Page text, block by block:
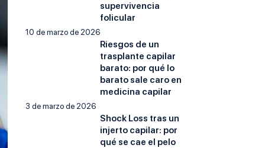
supervivencia
folicular
10 de marzo de 2026
Riesgos de un
trasplante capilar
barato: por qué lo
barato sale caro en
medicina capilar
3 de marzo de 2026
Shock Loss tras un
injerto capilar: por
qué se cae el pelo